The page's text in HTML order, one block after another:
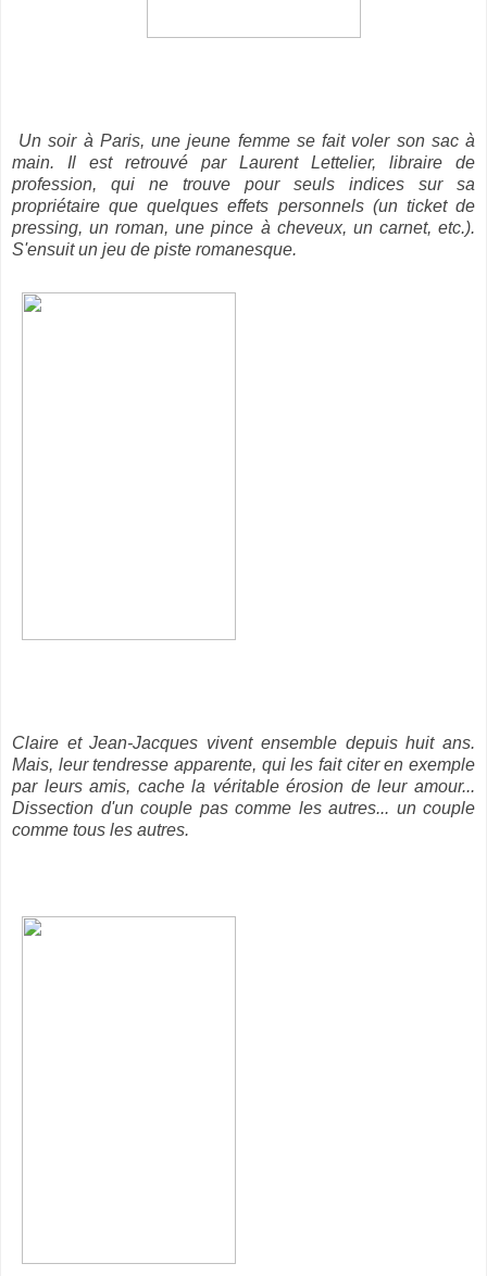
Un soir à Paris, une jeune femme se fait voler son sac à
main. Il est retrouvé par Laurent Lettelier, libraire de
profession, qui ne trouve pour seuls indices sur sa
propriétaire que quelques effets personnels (un ticket de
pressing, un roman, une pince à cheveux, un carnet, etc.).
S'ensuit un jeu de piste romanesque.
Claire et Jean-Jacques vivent ensemble depuis huit ans.
Mais, leur tendresse apparente, qui les fait citer en exemple
par leurs amis, cache la véritable érosion de leur amour...
Dissection d'un couple pas comme les autres... un couple
comme tous les autres.